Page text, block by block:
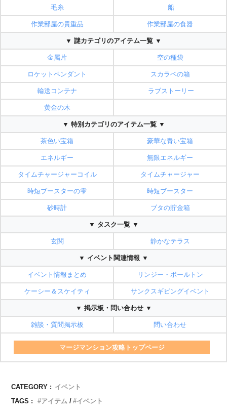
毛糸 船
作業部屋の貴重品 作業部屋の食器
▼ 謎カテゴリのアイテム一覧 ▼
金属片 空の種袋
ロケットペンダント スカラベの箱
輸送コンテナ ラブストーリー
黄金の木
▼ 特別カテゴリのアイテム一覧 ▼
茶色い宝箱 豪華な青い宝箱
エネルギー 無限エネルギー
タイムチャージャーコイル タイムチャージャー
時短ブースターの雫 時短ブースター
砂時計 ブタの貯金箱
▼ タスク一覧 ▼
玄関 静かなテラス
▼ イベント関連情報 ▼
イベント情報まとめ リンジー・ボールトン
ケーシー＆スケイティ サンクスギビングイベント
▼ 掲示板・問い合わせ ▼
雑談・質問掲示板 問い合わせ
マージマンション攻略トップページ
CATEGORY : イベント
TAGS :
アイテム イベント